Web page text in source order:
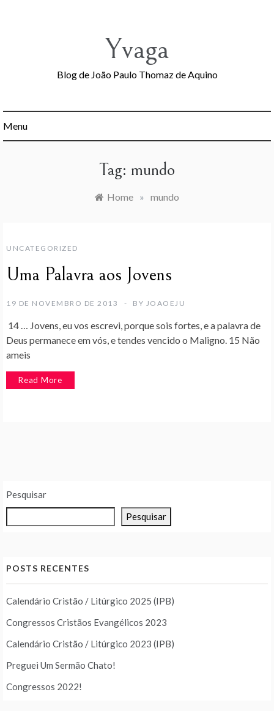
Yvaga
Blog de João Paulo Thomaz de Aquino
Menu
Tag: mundo
Home » mundo
UNCATEGORIZED
Uma Palavra aos Jovens
19 DE NOVEMBRO DE 2013 BY JOAOEJU
14 … Jovens, eu vos escrevi, porque sois fortes, e a palavra de
Deus permanece em vós, e tendes vencido o Maligno. 15 Não
ameis
Read More
Pesquisar
Pesquisar
POSTS RECENTES
Calendário Cristão / Litúrgico 2025 (IPB)
Congressos Cristãos Evangélicos 2023
Calendário Cristão / Litúrgico 2023 (IPB)
Preguei Um Sermão Chato!
Congressos 2022!